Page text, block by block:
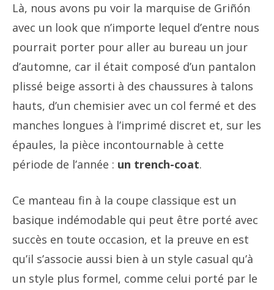
Là, nous avons pu voir la marquise de Griñón
avec un look que n’importe lequel d’entre nous
pourrait porter pour aller au bureau un jour
d’automne, car il était composé d’un pantalon
plissé beige assorti à des chaussures à talons
hauts, d’un chemisier avec un col fermé et des
manches longues à l’imprimé discret et, sur les
épaules, la pièce incontournable à cette
période de l’année : un trench-coat.
Ce manteau fin à la coupe classique est un
basique indémodable qui peut être porté avec
succès en toute occasion, et la preuve en est
qu’il s’associe aussi bien à un style casual qu’à
un style plus formel, comme celui porté par le